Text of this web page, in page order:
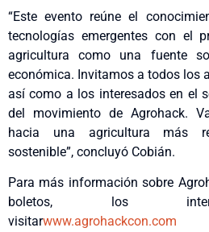
“Este evento reúne el
tecnologías emergentes con el
agricultura como una fuente
económica. Invitamos a todos los
así como a los interesados en el
del movimiento de Agrohack.
hacia una agricultura más
sostenible”, concluyó Cobián.
Para más información sobre
boletos, los
visitarwww.agrohackcon.com